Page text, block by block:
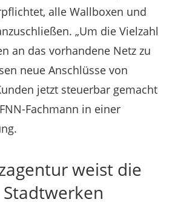
alle Wallboxen und
„Um die Vielzahl
an das vorhandene Netz zu
neue Anschlüsse von
jetzt steuerbar gemacht
Fachmann in einer
weist die